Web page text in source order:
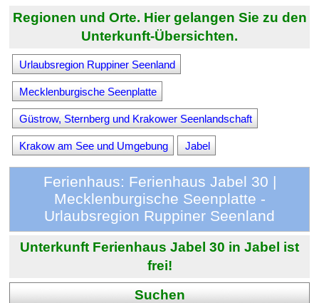
Regionen und Orte. Hier gelangen Sie zu den
Unterkunft-Übersichten.
Urlaubsregion Ruppiner Seenland
Mecklenburgische Seenplatte
Güstrow, Sternberg und Krakower Seenlandschaft
Krakow am See und Umgebung Jabel
Ferienhaus: Ferienhaus Jabel 30 |
Mecklenburgische Seenplatte -
Urlaubsregion Ruppiner Seenland
Unterkunft Ferienhaus Jabel 30 in Jabel ist
frei!
Suchen